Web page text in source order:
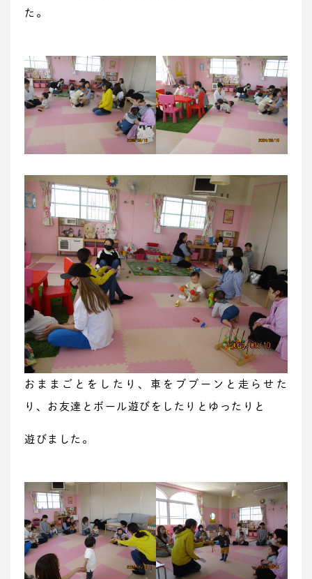
た。
おままごとをしたり、車をブブーンと走らせた
り、お友達とボール遊びをしたりとゆったりと
遊びました。